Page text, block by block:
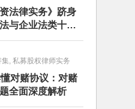
法律实务》跻身
与企业法类十大
, 私募股权律师实务
对赌协议：对赌
全面深度解析